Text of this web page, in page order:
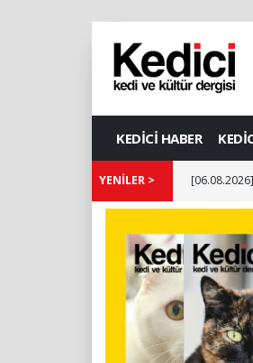
KEDİCİ HABER
YENİLER >